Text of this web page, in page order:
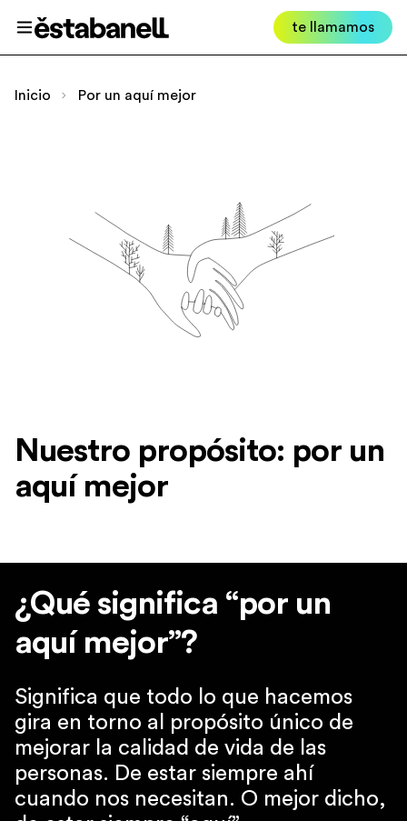
Abrir menú
Estabanell te llamamos
Inicio Por un aquí mejor
Nuestro propósito: por un
aquí mejor
¿Qué significa “por un
aquí mejor”?
Significa que todo lo que hacemos
gira en torno al propósito único de
mejorar la calidad de vida de las
personas. De estar siempre ahí
cuando nos necesitan. O mejor dicho,